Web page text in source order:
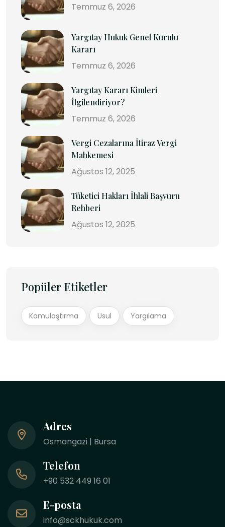
Temmuz 6, 2026
Yargıtay Hukuk Genel Kurulu
Kararı
Temmuz 6, 2026
Yargıtay Kararı Kimleri
İlgilendiriyor?
Temmuz 6, 2026
Vergi Cezalarına İtiraz Vergi
Mahkemesi
Ağustos 12, 2025
Tüketici Hakları İhlali Başvuru
Rehberi
Ağustos 12, 2025
Popüler Etiketler
Kamulaştırma Usul Yargılama
Adres
Osmangazi | Bursa
Telefon
+90 532 449 16 01
E-posta
info@sckhukuk.com